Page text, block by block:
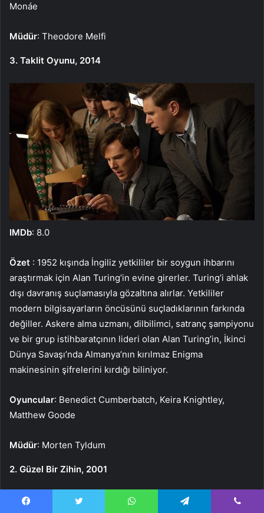
Monáe
Müdür: Theodore Melfi
3. Taklit Oyunu, 2014
IMDb: 8.0
Özet : 1952 kışında İngiliz yetkililer bir soygun ihbarını
araştırmak için Alan Turing’in evine girerler. Turing’i ahlak
dışı davranış suçlamasıyla gözaltına alırlar. Yetkililer
modern bilgisayarların öncüsünü suçladıklarının farkında
değiller. Askere alma uzmanı, dilbilimci, satranç şampiyonu
ve bir grup istihbaratçının lideri olan Alan Turing’in, İkinci
Dünya Savaşı’nda Almanya’nın kırılmaz Enigma
makinesinin şifrelerini kırdığı biliniyor.
Oyuncular: Benedict Cumberbatch, Keira Knightley,
Matthew Goode
Müdür: Morten Tyldum
2. Güzel Bir Zihin, 2001